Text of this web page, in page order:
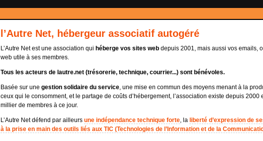
l’Autre Net, hébergeur associatif autogéré
L’Autre Net est une association qui héberge vos sites web depuis 2001, mais aussi vos emails,
web utile à ses membres.
Tous les acteurs de lautre.net (trésorerie, technique, courrier...) sont bénévoles.
Basée sur une gestion solidaire du service, une mise en commun des moyens menant à la
ceux qui le consomment, et le partage de coûts d’hébergement, l’association existe depuis 2000
millier de membres à ce jour.
L’Autre Net défend par ailleurs une indépendance technique forte, la liberté d’expression de
à la prise en main des outils liés aux TIC (Technologies de l’Information et de la